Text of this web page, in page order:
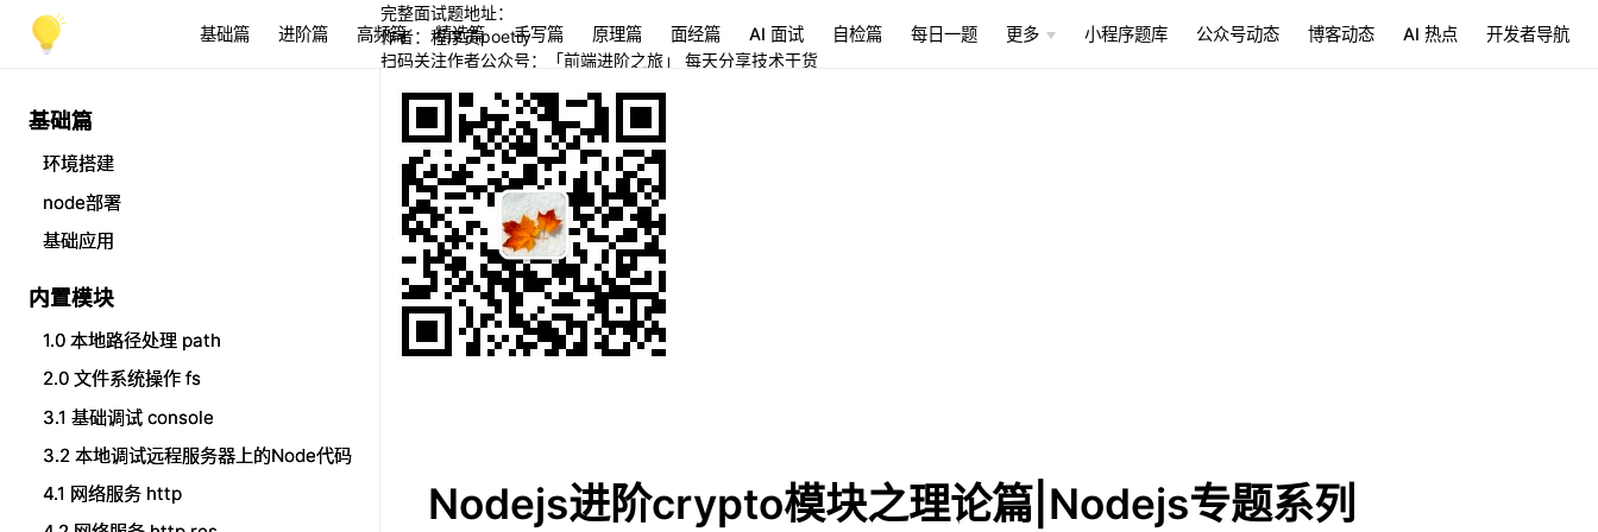
基础篇 进阶篇 高频篇 精选篇 手写篇 原理篇 面经篇 AI 面试 自检篇 每日一题 更多 小程序题库 公众号动态 博客动态 AI 热点 开发者导航
完整面试题地址：
作者：程序员poetry
扫码关注作者公众号：「前端进阶之旅」 每天分享技术干货
Nodejs进阶crypto模块之理论篇|Nodejs专题系列
基础篇
环境搭建
node部署
基础应用
内置模块
1.0 本地路径处理 path
2.0 文件系统操作 fs
3.1 基础调试 console
3.2 本地调试远程服务器上的Node代码
4.1 网络服务 http
基础篇
环境搭建
node部署
基础应用
内置模块
1.0 本地路径处理 path
2.0 文件系统操作 fs
3.1 基础调试 console
3.2 本地调试远程服务器上的Node代码
4.1 网络服务 http